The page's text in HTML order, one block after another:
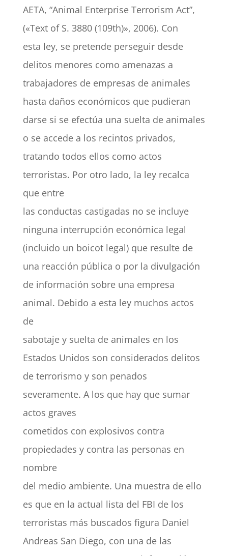
AETA, “Animal Enterprise Terrorism Act”,
(«Text of S. 3880 (109th)», 2006). Con
esta ley, se pretende perseguir desde
delitos menores como amenazas a
trabajadores de empresas de animales
hasta daños económicos que pudieran
darse si se efectúa una suelta de animales
o se accede a los recintos privados,
tratando todos ellos como actos
terroristas. Por otro lado, la ley recalca
que entre
las conductas castigadas no se incluye
ninguna interrupción económica legal
(incluido un boicot legal) que resulte de
una reacción pública o por la divulgación
de información sobre una empresa
animal. Debido a esta ley muchos actos
de
sabotaje y suelta de animales en los
Estados Unidos son considerados delitos
de terrorismo y son penados
severamente. A los que hay que sumar
actos graves
cometidos con explosivos contra
propiedades y contra las personas en
nombre
del medio ambiente. Una muestra de ello
es que en la actual lista del FBI de los
terroristas más buscados figura Daniel
Andreas San Diego, con una de las